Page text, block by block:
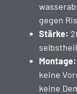
gegen
Stärke:
Mon­tage:
keine
keine